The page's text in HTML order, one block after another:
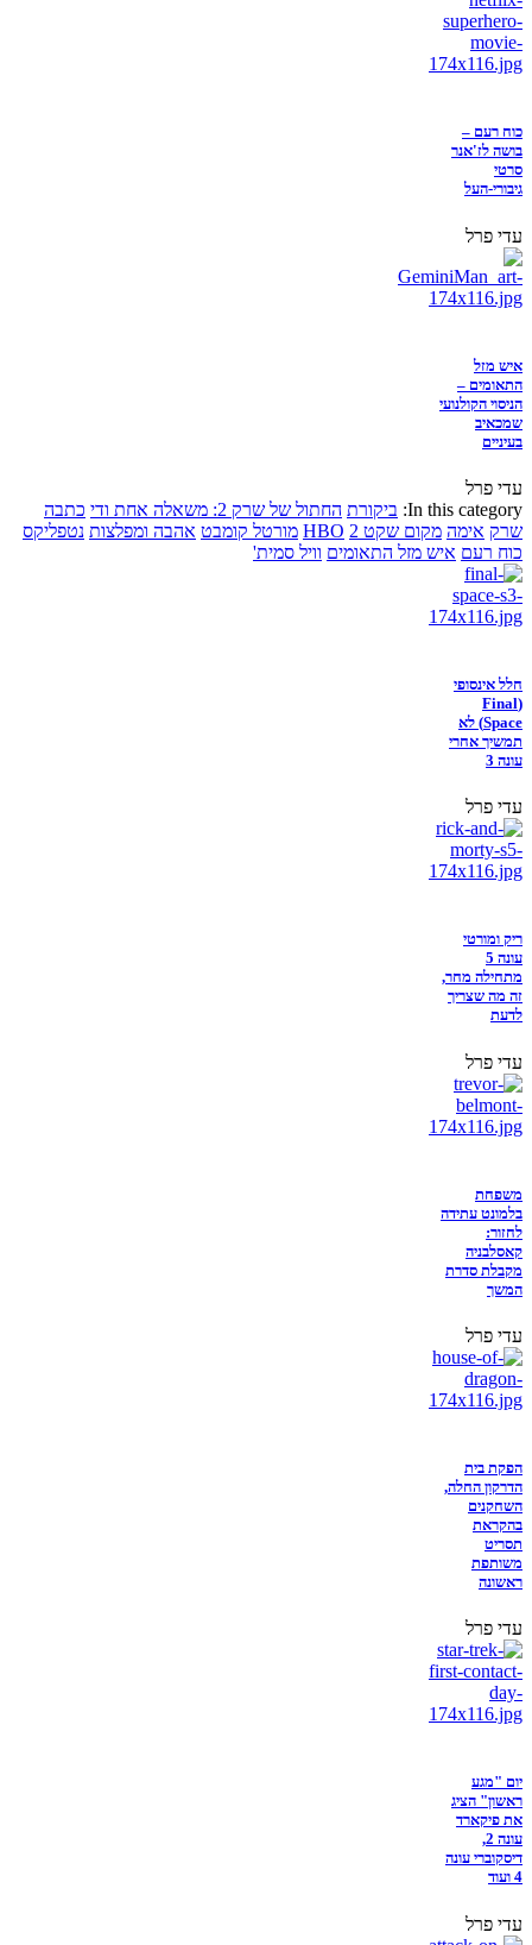
כוח רעם –
בושה לז'אנר
סרטי
גיבורי-העל
עדי פרל
איש מזל
התאומים –
הניסוי הקולנועי
שמכאיב
בעיניים
עדי פרל
In this category: ביקורת החתול של שרק 2: משאלה אחת ודי
כתבה
שרק אימה מקום שקט 2 HBO מורטל קומבט אהבה ומפלצות נטפליקס
כוח רעם איש מזל התאומים וויל סמית'
חלל אינסופי
(Final
Space) לא
תמשיך אחרי
עונה 3
עדי פרל
ריק ומורטי
עונה 5
מתחילה מחר,
זה מה שצריך
לדעת
עדי פרל
משפחת
בלמונט עתידה
לחזור:
קאסלבניה
מקבלת סדרת
המשך
עדי פרל
הפקת בית
הדרקון החלה,
השחקנים
בהקראת
תסריט
משותפת
ראשונה
עדי פרל
יום "מגע
ראשון" הציג
את פיקארד
עונה 2,
דיסקוברי עונה
4 ועוד
עדי פרל